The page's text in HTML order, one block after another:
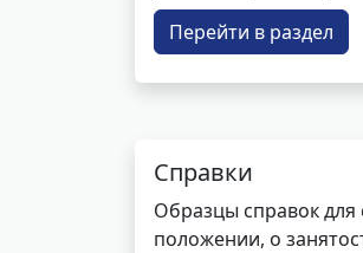
Перейти в раздел
Справки
Образцы справок
положении, о